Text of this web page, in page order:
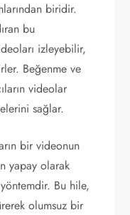
biridir.
bu
izleyebilir,
Beğenme ve
videolar
sağlar.
bir videonun
yapay olarak
Bu hile,
olumsuz bir